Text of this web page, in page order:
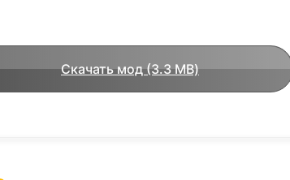
Скачать мод (3.3 MB)